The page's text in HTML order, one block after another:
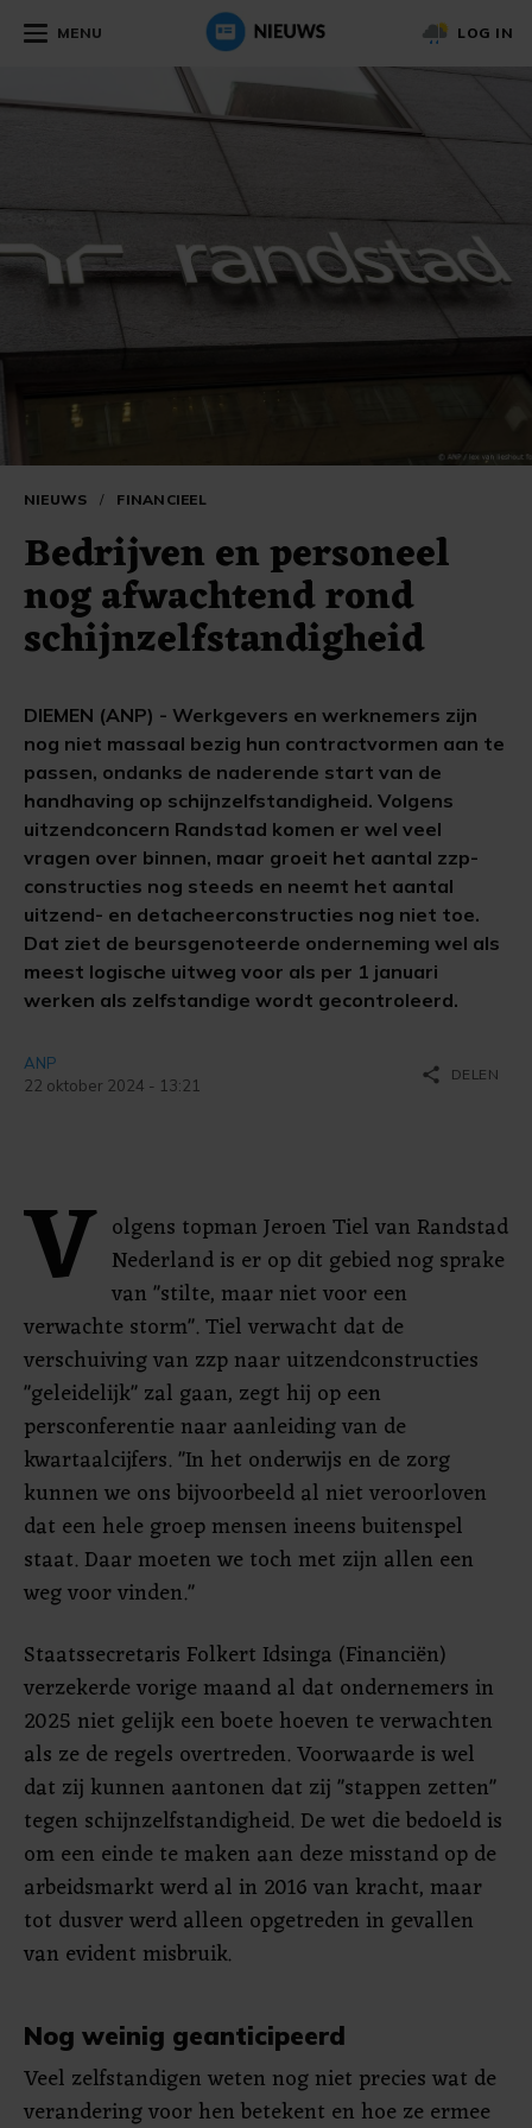
MENU LOG IN
NIEUWS / FINANCIEEL
Bedrijven en personeel
nog afwachtend rond
schijnzelfstandigheid
DIEMEN (ANP) - Werkgevers en werknemers zijn
nog niet massaal bezig hun contractvormen aan te
passen, ondanks de naderende start van de
handhaving op schijnzelfstandigheid. Volgens
uitzendconcern Randstad komen er wel veel
vragen over binnen, maar groeit het aantal zzp-
constructies nog steeds en neemt het aantal
uitzend- en detacheerconstructies nog niet toe.
Dat ziet de beursgenoteerde onderneming wel als
meest logische uitweg voor als per 1 januari
werken als zelfstandige wordt gecontroleerd.
ANP
22 oktober 2024 - 13:21
share DELEN
V olgens topman Jeroen Tiel van Randstad
Nederland is er op dit gebied nog sprake
van "stilte, maar niet voor een
verwachte storm". Tiel verwacht dat de
verschuiving van zzp naar uitzendconstructies
"geleidelijk" zal gaan, zegt hij op een
persconferentie naar aanleiding van de
kwartaalcijfers. "In het onderwijs en de zorg
kunnen we ons bijvoorbeeld al niet veroorloven
dat een hele groep mensen ineens buitenspel
staat. Daar moeten we toch met zijn allen een
weg voor vinden."
Staatssecretaris Folkert Idsinga (Financiën)
verzekerde vorige maand al dat ondernemers in
2025 niet gelijk een boete hoeven te verwachten
als ze de regels overtreden. Voorwaarde is wel
dat zij kunnen aantonen dat zij "stappen zetten"
tegen schijnzelfstandigheid. De wet die bedoeld is
om een einde te maken aan deze misstand op de
arbeidsmarkt werd al in 2016 van kracht, maar
tot dusver werd alleen opgetreden in gevallen
van evident misbruik.
Nog weinig geanticipeerd
Veel zelfstandigen weten nog niet precies wat de
verandering voor hen betekent en hoe ze ermee